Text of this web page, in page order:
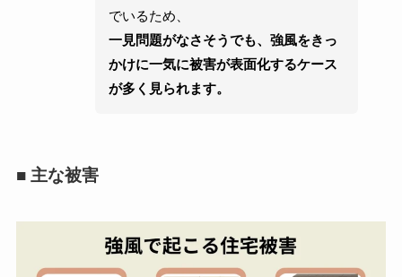
でいるため、
一見問題がなさそうでも、強風をきっ
かけに一気に被害が表面化するケース
が多く見られます。
■ 主な被害